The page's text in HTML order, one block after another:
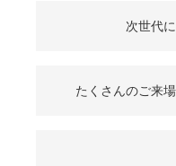
次世代
たくさんのご来